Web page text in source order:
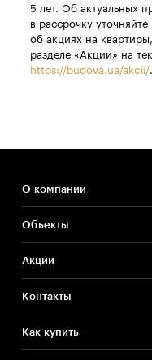
5 лет. Об актуальных
в рассрочку
об акциях на
разделе «Акции» на
https://budova.ua/akcii/.
О компании
Объекты
Акции
Контакты
Как купить